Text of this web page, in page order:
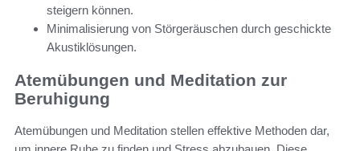
steigern können.
Minimalisierung von Störgeräuschen durch geschickte
Akustiklösungen.
Atemübungen und Meditation zur
Beruhigung
Atemübungen und Meditation stellen effektive Methoden dar,